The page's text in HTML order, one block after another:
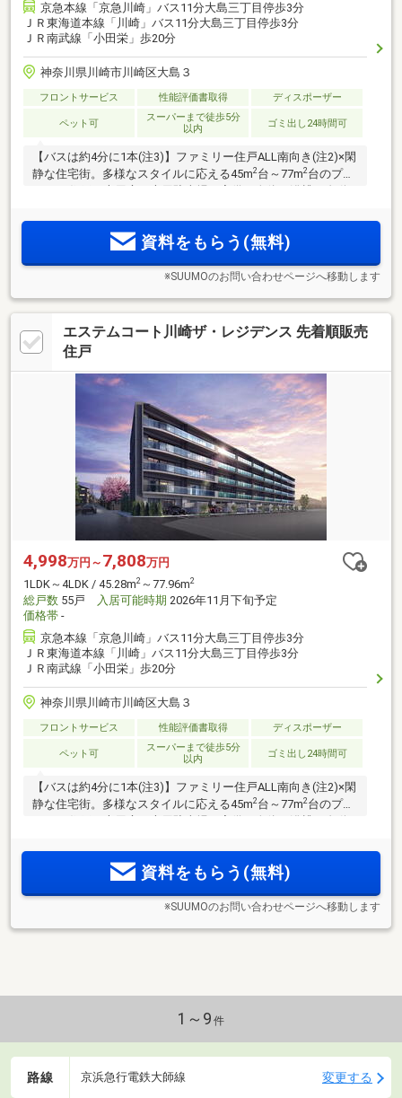
京急本線「京急川崎」バス11分大島三丁目停歩3分
ＪＲ東海道本線「川崎」バス11分大島三丁目停歩3分
ＪＲ南武線「小田栄」歩20分
神奈川県川崎市川崎区大島３
フロントサービス 性能評価書取得 ディスポーザー
ペット可
スーパーまで徒歩5分
以内
ゴミ出し24時間可
【バスは約4分に1本(注3)】ファミリー住戸ALL南向き(注2)×閑
静な住宅街。多様なスタイルに応える45m2台～77m2台のプラ
先進設備。
資料をもらう(無料)
※SUUMOのお問い合わせページへ移動します
エステムコート川崎ザ・レジデンス 先着順販売
住戸
4,998万円～ 7,808万円
1LDK～4LDK / 45.28m2 ～77.96m2
総戸数 55戸 入居可能時期 2026年11月下旬予定
価格帯 -
京急本線「京急川崎」バス11分大島三丁目停歩3分
ＪＲ東海道本線「川崎」バス11分大島三丁目停歩3分
ＪＲ南武線「小田栄」歩20分
神奈川県川崎市川崎区大島３
フロントサービス 性能評価書取得 ディスポーザー
ペット可
スーパーまで徒歩5分
以内
ゴミ出し24時間可
【バスは約4分に1本(注3)】ファミリー住戸ALL南向き(注2)×閑
静な住宅街。多様なスタイルに応える45m2台～77m2台のプラ
先進設備。
資料をもらう(無料)
※SUUMOのお問い合わせページへ移動します
1～9 件
路線 京浜急行電鉄大師線 変更する